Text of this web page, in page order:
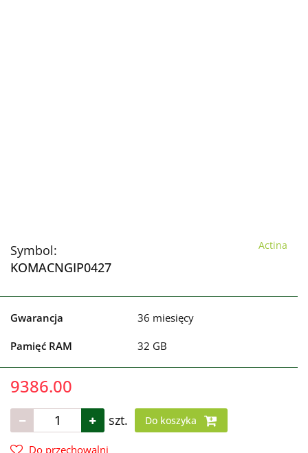
Symbol:
KOMACNGIP0427
Actina
Gwarancja 36 miesięcy
Pamięć RAM 32 GB
9386.00
szt. Do koszyka
Do przechowalni